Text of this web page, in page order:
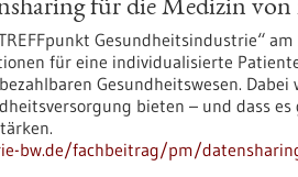
für die Medizin von
Gesundheitsindustrie“
für eine individualisierte
Gesundheitswesen.
bieten – und dass
bw.de/fachbeitrag/pm/